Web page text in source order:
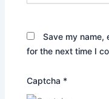
Save my name,
for the next time I
Captcha *